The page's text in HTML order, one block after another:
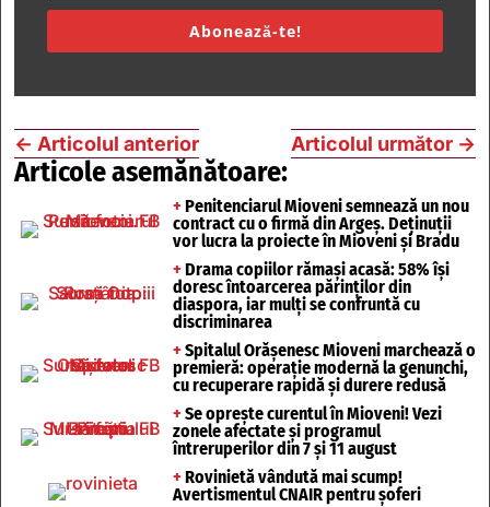
Abonează-te!
← Articolul anterior Articolul următor →
Articole asemănătoare:
+ Penitenciarul Mioveni semnează un nou
contract cu o firmă din Argeș. Deținuții
vor lucra la proiecte în Mioveni și Bradu
+ Drama copiilor rămași acasă: 58% își
doresc întoarcerea părinților din
diaspora, iar mulți se confruntă cu
discriminarea
+ Spitalul Orășenesc Mioveni marchează o
premieră: operație modernă la genunchi,
cu recuperare rapidă și durere redusă
+ Se oprește curentul în Mioveni! Vezi
zonele afectate și programul
întreruperilor din 7 și 11 august
+ Rovinietă vândută mai scump!
Avertismentul CNAIR pentru șoferi